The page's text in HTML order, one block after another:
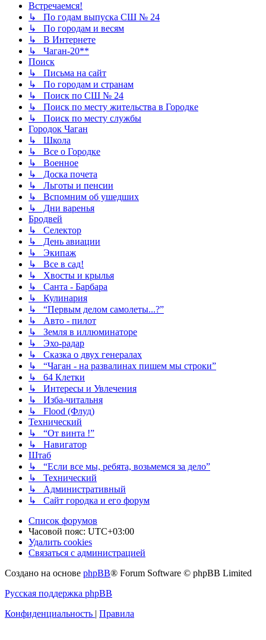
Встречаемся!
↳ По годам выпуска СШ № 24
↳ По городам и весям
↳ В Интернете
↳ Чаган-20**
Поиск
↳ Письма на сайт
↳ По городам и странам
↳ Поиск по СШ № 24
↳ Поиск по месту жительства в Городке
↳ Поиск по месту службы
Городок Чаган
↳ Школа
↳ Все о Городке
↳ Военное
↳ Доска почета
↳ Льготы и пенсии
↳ Вспомним об ушедших
↳ Дни варенья
Бродвей
↳ Селектор
↳ День авиации
↳ Экипаж
↳ Все в сад!
↳ Хвосты и крылья
↳ Санта - Барбара
↳ Кулинария
↳ “Первым делом самолеты...?”
↳ Авто - пилот
↳ Земля в иллюминаторе
↳ Эхо-радар
↳ Сказка о двух генералах
↳ “Чаган - на развалинах пишем мы строки”
↳ 64 Клетки
↳ Интересы и Увлечения
↳ Изба-читальня
↳ Flood (Флуд)
Технический
↳ “От винта !”
↳ Навигатор
Штаб
↳ “Если все мы, ребята, возьмемся за дело”
↳ Технический
↳ Административный
↳ Сайт городка и его форум
Список форумов
Часовой пояс: UTC+03:00
Удалить cookies
Связаться с администрацией
Создано на основе phpBB® Forum Software © phpBB Limited
Русская поддержка phpBB
Конфиденциальность
Правила